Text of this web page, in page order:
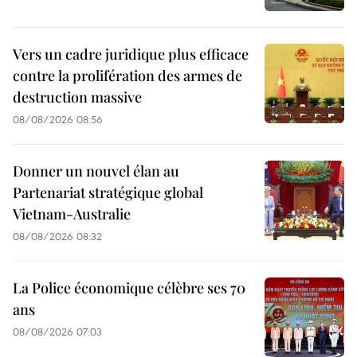
Vers un cadre juridique plus efficace
contre la prolifération des armes de
destruction massive
08/08/2026 08:56
Donner un nouvel élan au
Partenariat stratégique global
Vietnam-Australie
08/08/2026 08:32
La Police économique célèbre ses 70
ans
08/08/2026 07:03